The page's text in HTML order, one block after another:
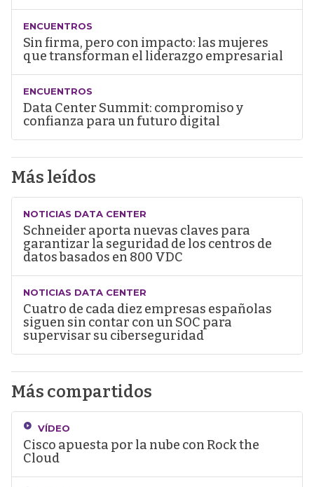
ENCUENTROS
Sin firma, pero con impacto: las mujeres
que transforman el liderazgo empresarial
ENCUENTROS
Data Center Summit: compromiso y
confianza para un futuro digital
Más leídos
NOTICIAS DATA CENTER
Schneider aporta nuevas claves para
garantizar la seguridad de los centros de
datos basados en 800 VDC
NOTICIAS DATA CENTER
Cuatro de cada diez empresas españolas
siguen sin contar con un SOC para
supervisar su ciberseguridad
Más compartidos
VÍDEO
Cisco apuesta por la nube con Rock the
Cloud